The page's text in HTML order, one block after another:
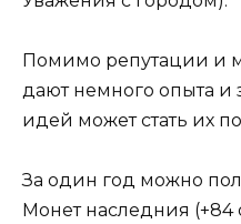
Помимо репутации и
дают немного опыта и
идей может стать их
За один год можно
Монет наследния (+84